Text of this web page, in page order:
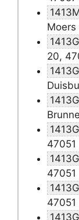
Moers
20,
47051
47051
47051